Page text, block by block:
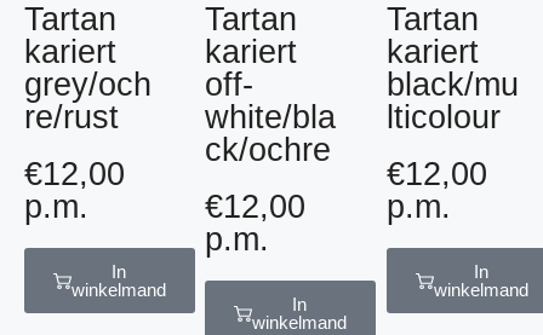
Tartan
kariert
grey/och
re/rust
€12,00
p.m.
In
winkelmand
Tartan
kariert
off-
white/bla
ck/ochre
€12,00
p.m.
In
winkelmand
Tartan
kariert
black/mu
lticolour
€12,00
p.m.
In
winkelmand